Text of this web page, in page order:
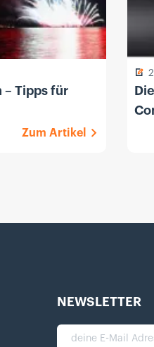
– Tipps für
Zum Artikel
NEWSLETTER
deine E-Mail